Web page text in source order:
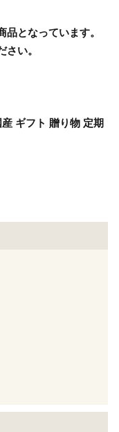
となっています。
い。
ギフト 贈り物 定期